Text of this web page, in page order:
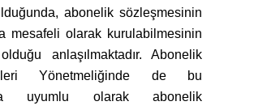
abonelik sözleşmesinin
mesafeli olarak kurulabilmesinin
anlaşılmaktadır. Abonelik
Yönetmeliğinde de bu
uyumlu olarak abonelik